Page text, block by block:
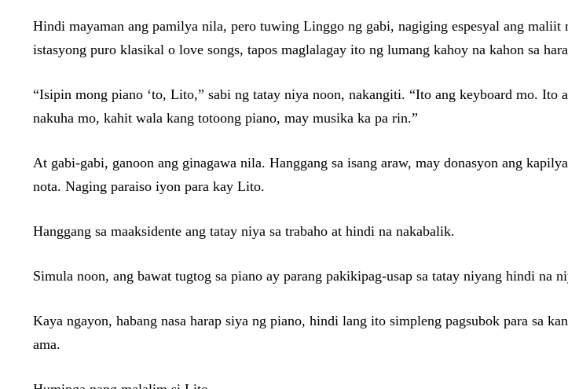
Hindi mayaman ang pamilya nila, pero tuwing Linggo ng gabi, nagiging espesyal ang
istasyong puro klasikal o love songs, tapos maglalagay ito ng lumang kahoy na kahon sa
“Isipin mong piano ‘to, Lito,” sabi ng tatay niya noon, nakangiti. “Ito ang keyboard mo. Ito
nakuha mo, kahit wala kang totoong piano, may musika ka pa rin.”
At gabi-gabi, ganoon ang ginagawa nila. Hanggang sa isang araw, may donasyon ang
nota. Naging paraiso iyon para kay Lito.
Hanggang sa maaksidente ang tatay niya sa trabaho at hindi na nakabalik.
Simula noon, ang bawat tugtog sa piano ay parang pakikipag-usap sa tatay niyang hindi na
Kaya ngayon, habang nasa harap siya ng piano, hindi lang ito simpleng pagsubok para sa
ama.